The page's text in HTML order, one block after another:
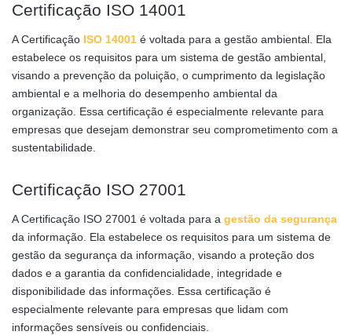
Certificação ISO 14001
A Certificação ISO 14001 é voltada para a gestão ambiental. Ela
estabelece os requisitos para um sistema de gestão ambiental,
visando a prevenção da poluição, o cumprimento da legislação
ambiental e a melhoria do desempenho ambiental da
organização. Essa certificação é especialmente relevante para
empresas que desejam demonstrar seu comprometimento com a
sustentabilidade.
Certificação ISO 27001
A Certificação ISO 27001 é voltada para a gestão da segurança
da informação. Ela estabelece os requisitos para um sistema de
gestão da segurança da informação, visando a proteção dos
dados e a garantia da confidencialidade, integridade e
disponibilidade das informações. Essa certificação é
especialmente relevante para empresas que lidam com
informações sensíveis ou confidenciais.